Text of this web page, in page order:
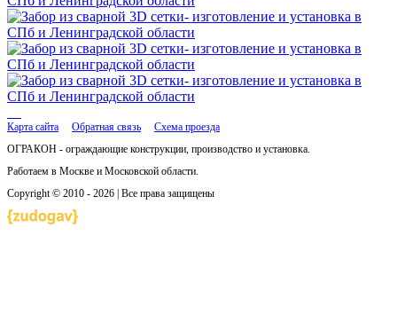
Карта сайта Обратная связь
Схема проезда
ОГРАКОН - ограждающие конструкции, производство и установка.
Работаем в Москве и Московской области.
Copyright © 2010 - 2026 | Все права защищены